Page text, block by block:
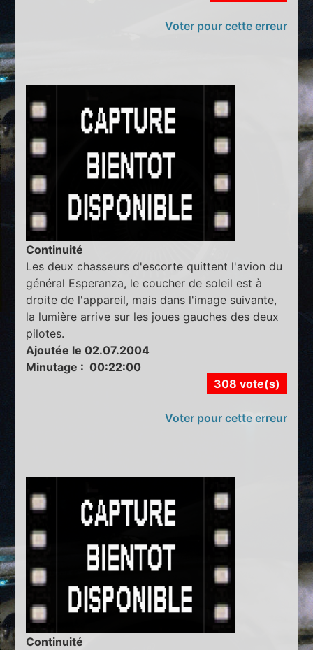
Voter pour cette erreur
Continuité
Les deux chasseurs d'escorte quittent l'avion du
général Esperanza, le coucher de soleil est à
droite de l'appareil, mais dans l'image suivante,
la lumière arrive sur les joues gauches des deux
pilotes.
Ajoutée le 02.07.2004
Minutage : 00:22:00
308 vote(s)
Voter pour cette erreur
Continuité